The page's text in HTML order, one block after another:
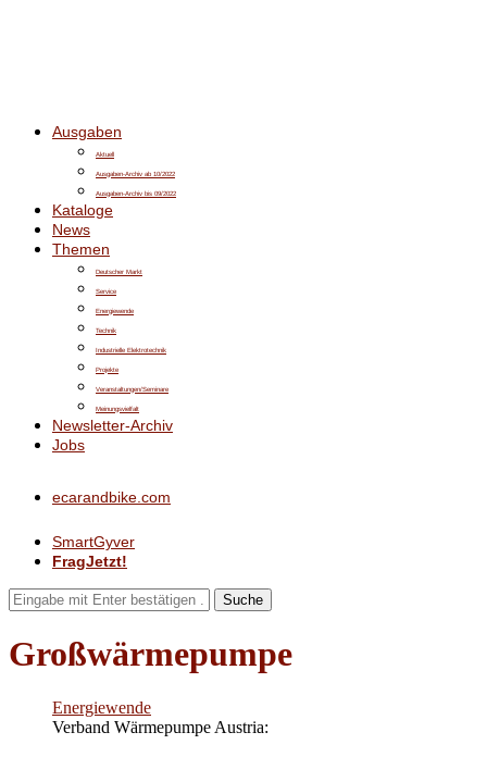
Ausgaben
Aktuell
Ausgaben-Archiv ab 10/2022
Ausgaben-Archiv bis 09/2022
Kataloge
News
Themen
Deutscher Markt
Service
Energiewende
Technik
Industrielle Elektrotechnik
Projekte
Veranstaltungen/Seminare
Meinungsvielfalt
Newsletter-Archiv
Jobs
ecarandbike.com
SmartGyver
FragJetzt!
Suche
Großwärmepumpe
Energiewende
Verband Wärmepumpe Austria: